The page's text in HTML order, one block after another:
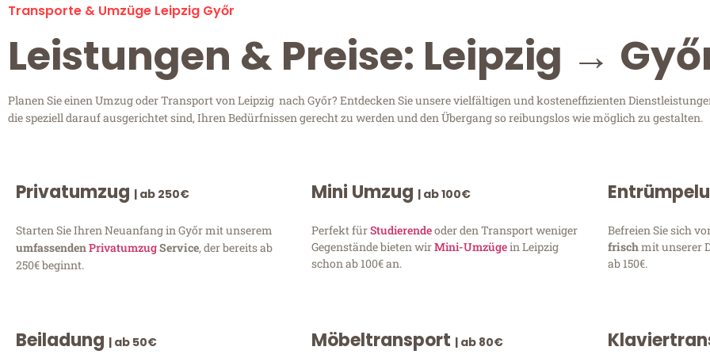
Transporte & Umzüge Leipzig Győr
Leistungen & Preise: Leipzig →
Planen Sie einen Umzug oder Transport von Leipzig nach Győr? Entdecken Sie unsere vielfältigen und kosteneffizienten
die speziell darauf ausgerichtet sind, Ihren Bedürfnissen gerecht zu werden und den Übergang so reibungslos wie möglich zu gestalten.
Privatumzug | ab 250€
Starten Sie Ihren Neuanfang in Győr mit unserem
umfassendenPrivatumzugService, der bereits ab
250€ beginnt.
Mini Umzug | ab 100€
Perfekt fürStudierendeoder den Transport weniger
Gegenstände bieten wirMini-Umzügein Leipzig
schon ab 100€ an.
Befreien Sie sich
frischmit unserer
ab 150€.
Beiladung | ab 50€ Möbeltransport | ab 80€